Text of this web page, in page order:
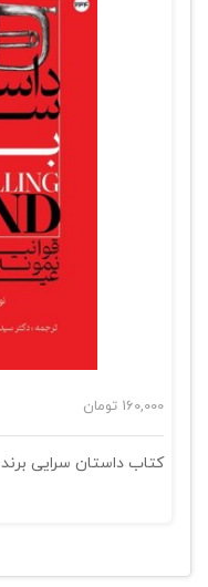
160,000 تومان
کتاب داستان سرایی برند